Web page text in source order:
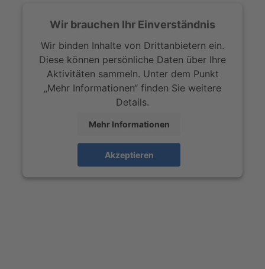
Wir brauchen Ihr Einverständnis
Wir binden Inhalte von Drittanbietern ein.
Diese können persönliche Daten über Ihre
Aktivitäten sammeln. Unter dem Punkt
„Mehr Informationen“ finden Sie weitere
Details.
Mehr Informationen
Akzeptieren